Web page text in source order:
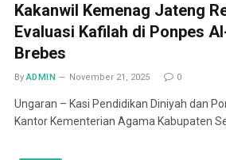
Kakanwil Kemenag Jateng
Evaluasi Kafilah di Ponpes
Brebes
By ADMIN November 21, 2025 0
Ungaran – Kasi Pendidikan Diniyah dan
Kantor Kementerian Agama Kabupaten